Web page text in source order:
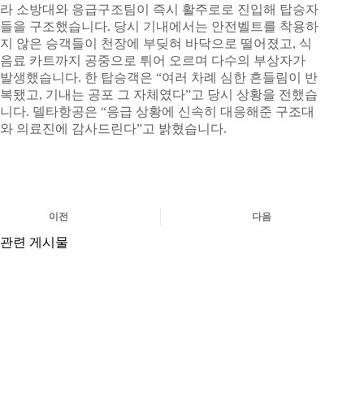
라 소방대와 응급구조팀이 즉시 활주로로 진입해 탑승자
들을 구조했습니다. 당시 기내에서는 안전벨트를 착용하
지 않은 승객들이 천장에 부딪혀 바닥으로 떨어졌고, 식
음료 카트까지 공중으로 튀어 오르며 다수의 부상자가
발생했습니다. 한 탑승객은 “여러 차례 심한 흔들림이 반
복됐고, 기내는 공포 그 자체였다”고 당시 상황을 전했습
니다. 델타항공은 “응급 상황에 신속히 대응해준 구조대
와 의료진에 감사드린다”고 밝혔습니다.
이전 다음
관련 게시물